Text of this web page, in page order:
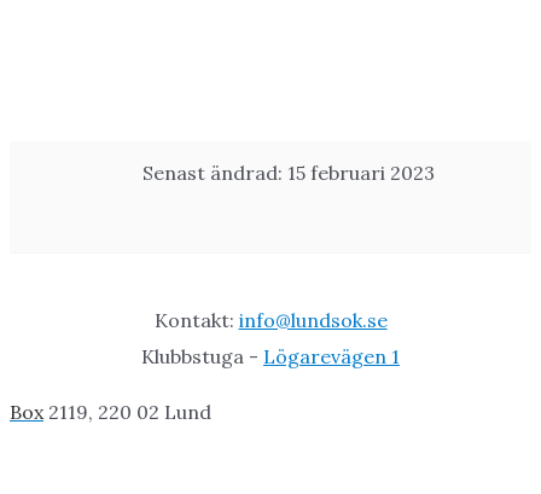
Senast ändrad: 15 februari 2023
Kontakt: info@lundsok.se
Klubbstuga - Lögarevägen 1
Box2119, 220 02 Lund